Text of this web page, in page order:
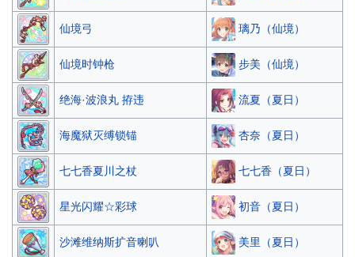
仙境弓 璃乃（仙境）
仙境时钟枪 步美（仙境）
绝海·波浪丸 拵违 流夏（夏日）
海魔狱灭缚锁锚 杏奈（夏日）
七七香夏川之杖 七七香（夏日）
星光闪耀☆彩球 初音（夏日）
沙滩维纳斯扩音喇叭 美里（夏日）